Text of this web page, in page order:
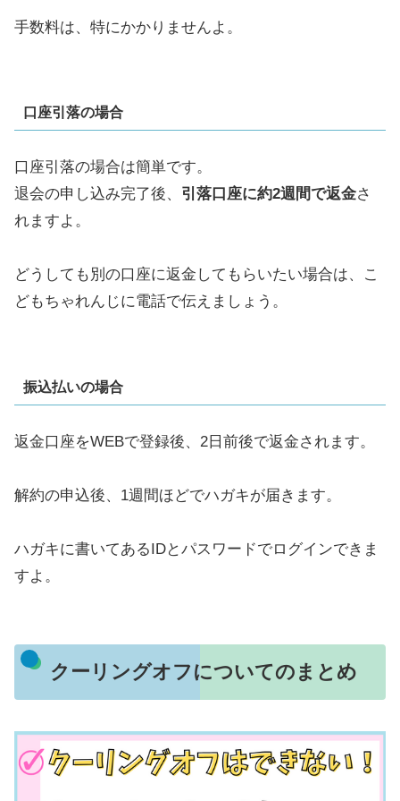
手数料は、特にかかりませんよ。
口座引落の場合
口座引落の場合は簡単です。
退会の申し込み完了後、 引落口座に約2週間で返金さ
れますよ。
どうしても別の口座に返金してもらいたい場合は、こ
どもちゃれんじに電話で伝えましょう。
振込払いの場合
返金口座をWEBで登録後、2日前後で返金されます。
解約の申込後、1週間ほどでハガキが届きます。
ハガキに書いてあるIDとパスワードでログインできま
すよ。
クーリングオフについてのまとめ